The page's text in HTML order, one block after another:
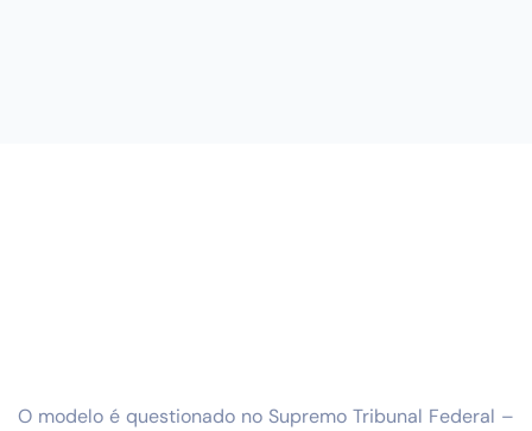
O modelo é questionado no Supremo Tribunal Federal –